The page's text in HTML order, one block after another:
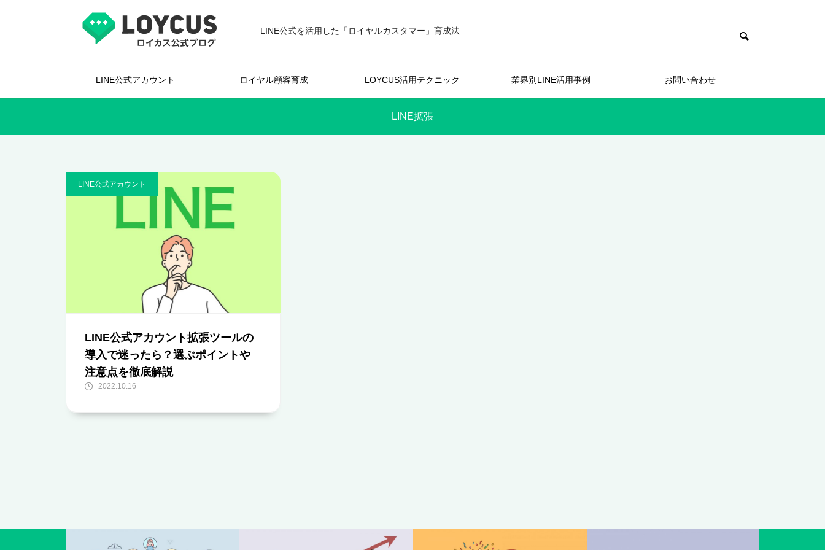
LINE公式を活用した「ロイヤルカスタマー」育成法
LINE公式アカウント ロイヤル顧客育成 LOYCUS活用テクニック 業界別LINE活用事例 お問い合わせ
LINE拡張
LINE公式アカウント
LINE公式アカウント拡張ツールの
導入で迷ったら？選ぶポイントや
注意点を徹底解説
2022.10.16